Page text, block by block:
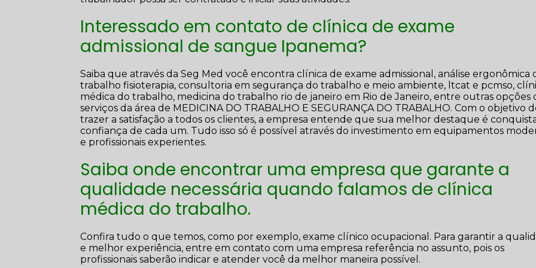
Interessado em contato de clínica de exame
admissional de sangue Ipanema?
Saiba que através da Seg Med você encontra clínica de exame admissional, análise ergonômica
trabalho fisioterapia, consultoria em segurança do trabalho e meio ambiente, ltcat e pcmso,
médica do trabalho, medicina do trabalho rio de janeiro em Rio de Janeiro, entre outras opções
serviços da área de MEDICINA DO TRABALHO E SEGURANÇA DO TRABALHO. Com o objetivo
trazer a satisfação a todos os clientes, a empresa entende que sua melhor destaque é
confiança de cada um. Tudo isso só é possível através do investimento em equipamentos
e profissionais experientes.
Saiba onde encontrar uma empresa que garante a
qualidade necessária quando falamos de clínica
médica do trabalho.
Confira tudo o que temos, como por exemplo, exame clínico ocupacional. Para garantir a
e melhor experiência, entre em contato com uma empresa referência no assunto, pois os
profissionais saberão indicar e atender você da melhor maneira possível.